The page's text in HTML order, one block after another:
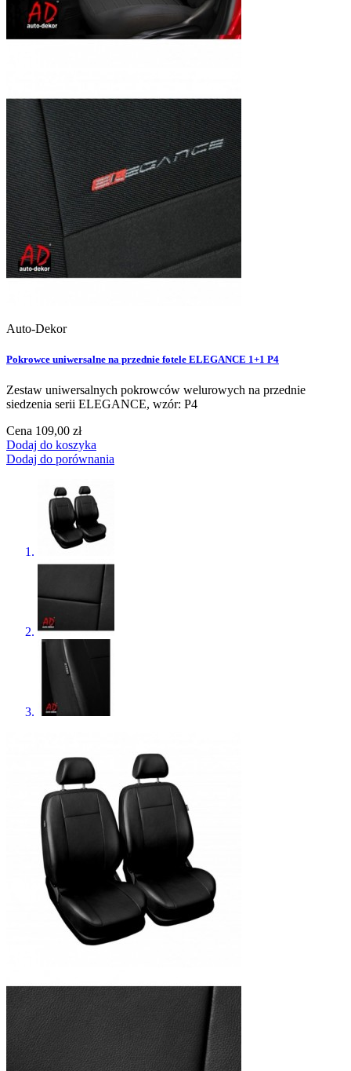
Auto-Dekor
Pokrowce uniwersalne na przednie fotele ELEGANCE 1+1 P4
Zestaw uniwersalnych pokrowców welurowych na przednie
siedzenia serii ELEGANCE, wzór: P4
Cena 109,00 zł
Dodaj do koszyka
Dodaj do porównania